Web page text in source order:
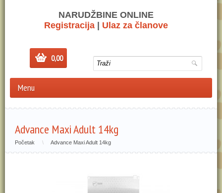
NARUDŽBINE ONLINE
Registracija | Ulaz za članove
0,00
Menu
Advance Maxi Adult 14kg
Početak \ Advance Maxi Adult 14kg